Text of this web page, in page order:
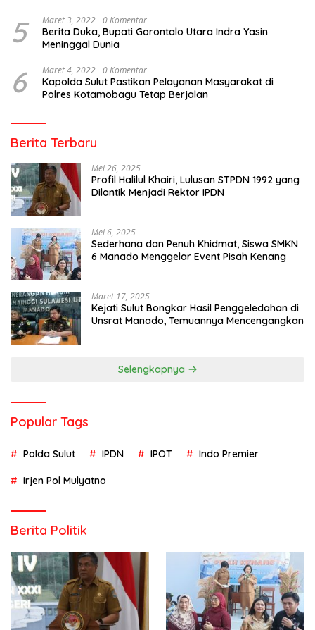
5 Maret 3, 2022 0 Komentar
Berita Duka, Bupati Gorontalo Utara Indra Yasin
Meninggal Dunia
6 Maret 4, 2022 0 Komentar
Kapolda Sulut Pastikan Pelayanan Masyarakat di
Polres Kotamobagu Tetap Berjalan
Berita Terbaru
Mei 26, 2025
Profil Halilul Khairi, Lulusan STPDN 1992 yang
Dilantik Menjadi Rektor IPDN
Mei 6, 2025
Sederhana dan Penuh Khidmat, Siswa SMKN
6 Manado Menggelar Event Pisah Kenang
Maret 17, 2025
Kejati Sulut Bongkar Hasil Penggeledahan di
Unsrat Manado, Temuannya Mencengangkan
Selengkapnya
Popular Tags
Polda Sulut IPDN IPOT Indo Premier
Irjen Pol Mulyatno
Berita Politik